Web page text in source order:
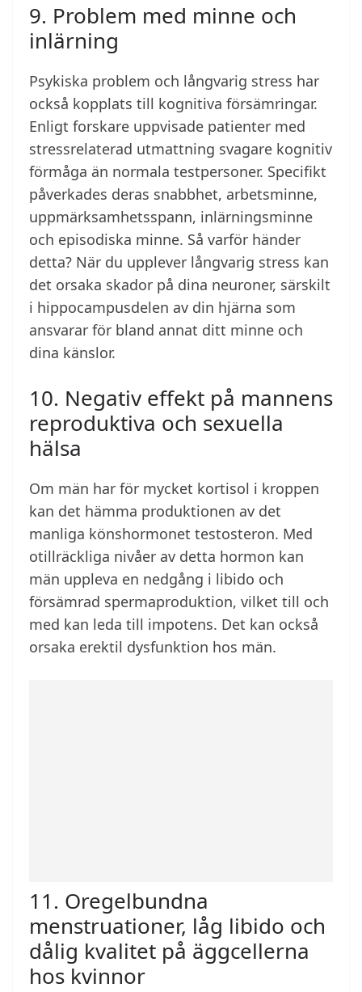
9. Problem med minne och
inlärning
Psykiska problem och långvarig stress har
också kopplats till kognitiva försämringar.
Enligt forskare uppvisade patienter med
stressrelaterad utmattning svagare kognitiv
förmåga än normala testpersoner. Specifikt
påverkades deras snabbhet, arbetsminne,
uppmärksamhetsspann, inlärningsminne
och episodiska minne. Så varför händer
detta? När du upplever långvarig stress kan
det orsaka skador på dina neuroner, särskilt
i hippocampusdelen av din hjärna som
ansvarar för bland annat ditt minne och
dina känslor.
10. Negativ effekt på mannens
reproduktiva och sexuella
hälsa
Om män har för mycket kortisol i kroppen
kan det hämma produktionen av det
manliga könshormonet testosteron. Med
otillräckliga nivåer av detta hormon kan
män uppleva en nedgång i libido och
försämrad spermaproduktion, vilket till och
med kan leda till impotens. Det kan också
orsaka erektil dysfunktion hos män.
11. Oregelbundna
menstruationer, låg libido och
dålig kvalitet på äggcellerna
hos kvinnor